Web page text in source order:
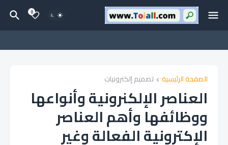
0
الصفحة الرئيسية تصميم إلكترونيات
العناصر الإلكنرونية وأنواعها
ووظائفها وأهم العناصر
الإكترونية الفعالة وغير